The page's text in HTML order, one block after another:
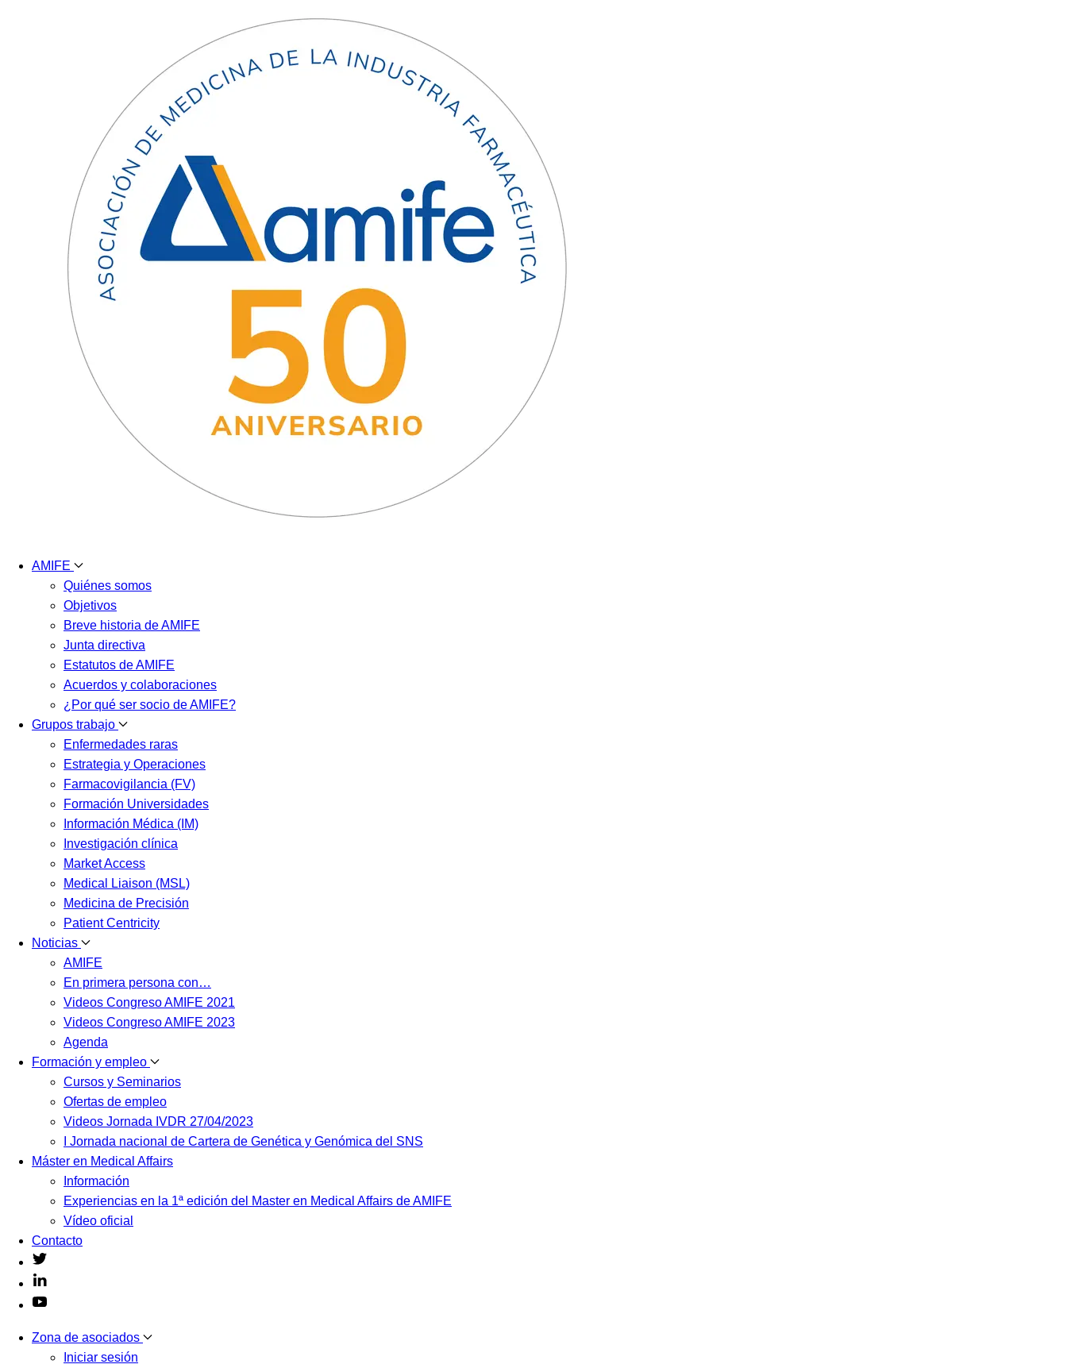
AMIFE
Quiénes somos
Objetivos
Breve historia de AMIFE
Junta directiva
Estatutos de AMIFE
Acuerdos y colaboraciones
¿Por qué ser socio de AMIFE?
Grupos trabajo
Enfermedades raras
Estrategia y Operaciones
Farmacovigilancia (FV)
Formación Universidades
Información Médica (IM)
Investigación clínica
Market Access
Medical Liaison (MSL)
Medicina de Precisión
Patient Centricity
Noticias
AMIFE
En primera persona con…
Videos Congreso AMIFE 2021
Videos Congreso AMIFE 2023
Agenda
Formación y empleo
Cursos y Seminarios
Ofertas de empleo
Videos Jornada IVDR 27/04/2023
I Jornada nacional de Cartera de Genética y Genómica del SNS
Máster en Medical Affairs
Información
Experiencias en la 1ª edición del Master en Medical Affairs de AMIFE
Vídeo oficial
Contacto
Zona de asociados
Iniciar sesión